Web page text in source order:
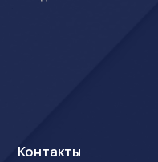
Контакты